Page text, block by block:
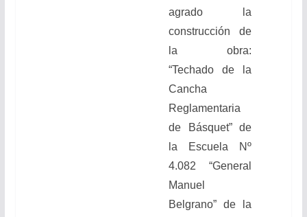
agrado la
construcción de
la obra:
“Techado de la
Cancha
Reglamentaria
de Básquet” de
la Escuela Nº
4.082 “General
Manuel
Belgrano” de la